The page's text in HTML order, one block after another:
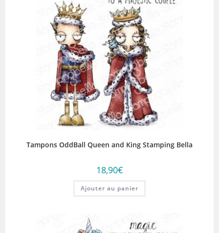
Tampons OddBall Queen and King Stamping Bella
18,90€
Ajouter au panier